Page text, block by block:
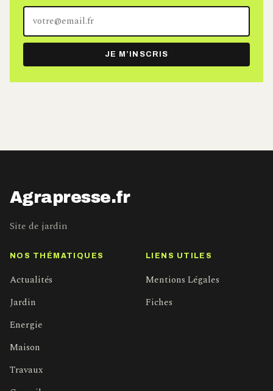
Votre
adresse
e-
mail
JE M’INSCRIS
Agrapresse.fr
Site de jardin
NOS THÉMATIQUES
Actualités
Jardin
Energie
Maison
Travaux
LIENS UTILES
Mentions Légales
Fiches